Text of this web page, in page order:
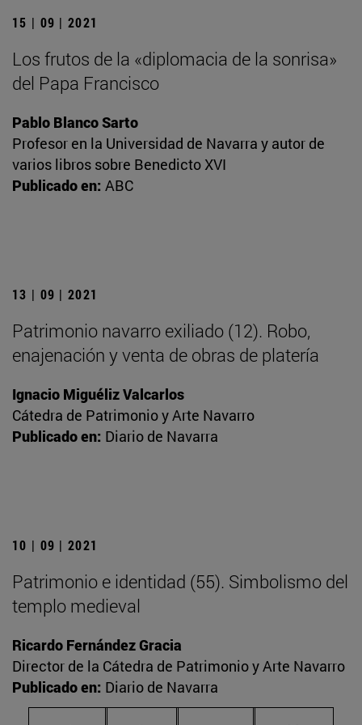
15 | 09 | 2021
Los frutos de la «diplomacia de la sonrisa»
del Papa Francisco
Pablo Blanco Sarto
Profesor en la Universidad de Navarra y autor de
varios libros sobre Benedicto XVI
Publicado en: ABC
13 | 09 | 2021
Patrimonio navarro exiliado (12). Robo,
enajenación y venta de obras de platería
Ignacio Miguéliz Valcarlos
Cátedra de Patrimonio y Arte Navarro
Publicado en: Diario de Navarra
10 | 09 | 2021
Patrimonio e identidad (55). Simbolismo del
templo medieval
Ricardo Fernández Gracia
Director de la Cátedra de Patrimonio y Arte Navarro
Publicado en: Diario de Navarra